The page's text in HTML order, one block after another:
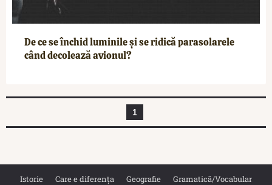
De ce se închid luminile și se ridică parasolarele
când decolează avionul?
1
Istorie Care e diferența Geografie
Gramatică/Vocabular